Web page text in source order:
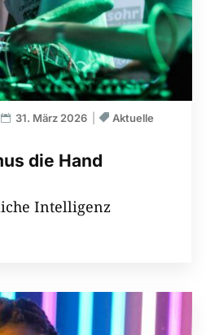
die Hand
31. März 2026
Aktuelle
Intelligenz